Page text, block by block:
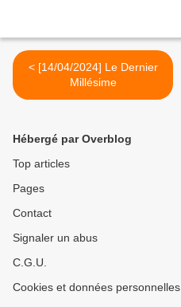
< [14/04/2024] Le Dernier
Millésime
Hébergé par Overblog
Top articles
Pages
Contact
Signaler un abus
C.G.U.
Cookies et données personnelles